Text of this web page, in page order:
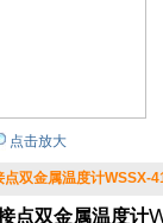
点击放大
双金属温度计WSSX-
点双金属温度计